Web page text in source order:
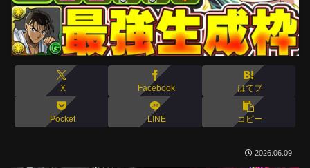
X Facebook はてブ
Pocket LINE コピー
2026.06.09